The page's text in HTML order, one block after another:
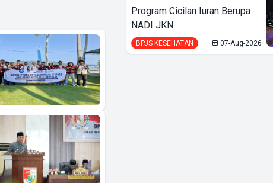
Program Cicilan Iuran Berupa
NADI JKN
BPJS KESEHATAN 07-Aug-2026